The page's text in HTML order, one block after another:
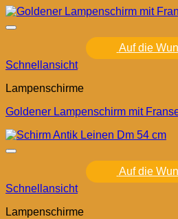
Auf die
Schnellansicht
Lampenschirme
Goldener Lampenschirm mit
Auf die
Schnellansicht
Lampenschirme